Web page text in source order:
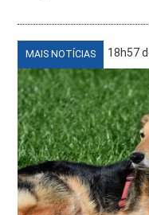
MAIS NOTÍCIAS 18h57